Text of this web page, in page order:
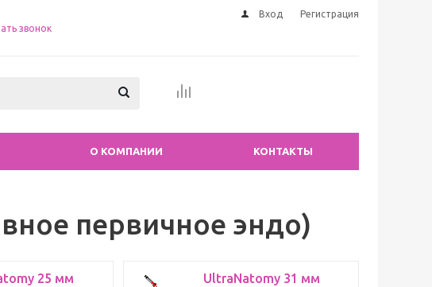
звонок
Вход Регистрация
О КОМПАНИИ КОНТАКТЫ
первичное эндо)
25 мм
UltraNatomy 31 мм